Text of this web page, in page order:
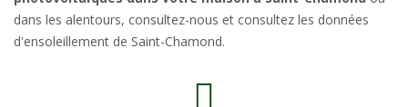
dans les alentours, consultez-nous et consultez les données
d'ensoleillement de Saint-Chamond.